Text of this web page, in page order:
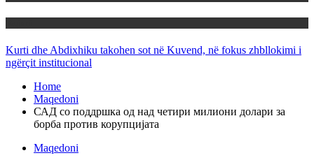
Kurti dhe Abdixhiku takohen sot në Kuvend, në fokus zhbllokimi i
ngërçit institucional
Home
Maqedoni
САД со поддршка од над четири милиони долари за
борба против корупцијата
Maqedoni